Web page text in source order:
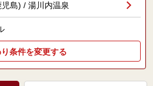
児島) / 湯川内温泉
条件を変更する